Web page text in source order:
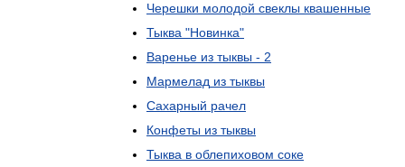
Черешки молодой свеклы квашенные
Тыква "Новинка"
Варенье из тыквы - 2
Мармелад из тыквы
Сахарный рачел
Конфеты из тыквы
Тыква в облепиховом соке